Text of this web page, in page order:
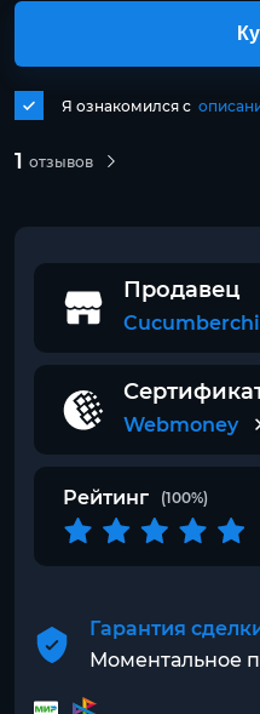
1 отзывов
Я ознакомился с
Продавец
Webmoney
Рейтинг (100%)
Гарантия
Моментальное